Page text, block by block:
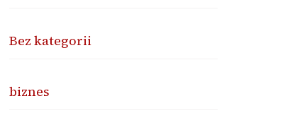
Bez kategorii
biznes